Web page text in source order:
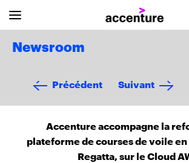
Newsroom
Précédent Suivant
Accenture accompagne la
plateforme de courses de voile
Regatta, sur le Cloud